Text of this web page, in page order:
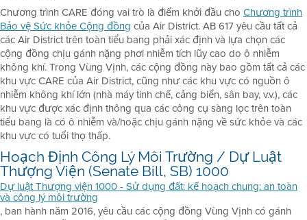
Chương trình CARE đóng vai trò là điểm khởi đầu cho Chương trình
Bảo vệ Sức khỏe Cộng đồng của Air District. AB 617 yêu cầu tất cả
các Air District trên toàn tiểu bang phải xác định và lựa chọn các
cộng đồng chịu gánh nặng phơi nhiễm tích lũy cao do ô nhiễm
không khí. Trong Vùng Vịnh, các cộng đồng này bao gồm tất cả các
khu vực CARE của Air District, cũng như các khu vực có nguồn ô
nhiễm không khí lớn (nhà máy tinh chế, cảng biển, sân bay, v.v.), các
khu vực được xác định thông qua các công cụ sàng lọc trên toàn
tiểu bang là có ô nhiễm và/hoặc chịu gánh nặng về sức khỏe và các
khu vực có tuổi thọ thấp.
Hoạch Định Công Lý Môi Trường / Dự Luật
Thượng Viện (Senate Bill, SB) 1000
Dự luật Thượng viện 1000 - Sử dụng đất: kế hoạch chung: an toàn
và công lý môi trường
, ban hành năm 2016, yêu cầu các cộng đồng Vùng Vịnh có gánh